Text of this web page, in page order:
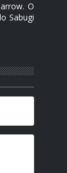
O
Sabugi